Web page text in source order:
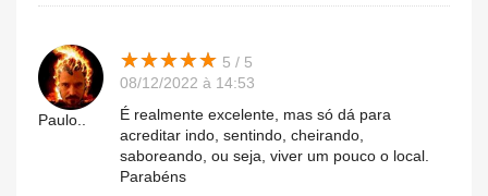
Paulo..
★★★★★
★★★★★ 5 / 5
08/12/2022 à 14:53
É realmente excelente, mas só dá para
acreditar indo, sentindo, cheirando,
saboreando, ou seja, viver um pouco o local.
Parabéns